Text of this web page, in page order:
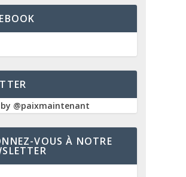
@paixmaintenant
VOUS À NOTRE